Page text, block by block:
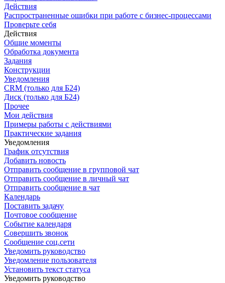
Действия
Распространенные ошибки при работе с бизнес-процессами
Проверьте себя
Действия
Общие моменты
Обработка документа
Задания
Конструкции
Уведомления
CRM (только для Б24)
Диск (только для Б24)
Прочее
Мои действия
Примеры работы с действиями
Практические задания
Уведомления
График отсутствия
Добавить новость
Отправить сообщение в групповой чат
Отправить сообщение в личный чат
Отправить сообщение в чат
Календарь
Поставить задачу
Почтовое сообщение
Событие календаря
Совершить звонок
Сообщение соц.сети
Уведомить руководство
Уведомление пользователя
Установить текст статуса
Уведомить руководство